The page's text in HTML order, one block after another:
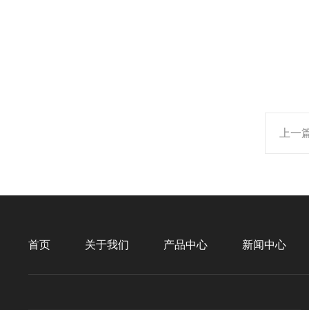
上一
首页 关于我们 产品中心 新闻中心